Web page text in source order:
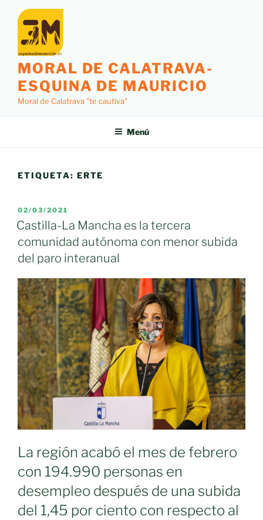
contenido
MORAL DE CALATRAVA-
ESQUINA DE MAURICIO
Moral de Calatrava "te cautiva"
Menú
ETIQUETA: ERTE
PUBLICADO
EL
02/03/2021
Castilla-La Mancha es la tercera
comunidad autónoma con menor subida
del paro interanual
La región acabó el mes de febrero
con 194.990 personas en
desempleo después de una subida
del 1,45 por ciento con respecto al